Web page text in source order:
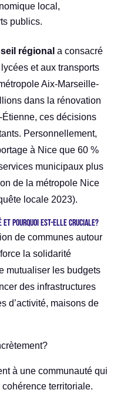
local,
publics.
régional a consacré
et aux transports
Aix-Marseille-
dans la rénovation
ces décisions
Personnellement,
à Nice que 60 %
municipaux plus
de la métropole Nice
locale 2023).
et pourquoi est-elle cruciale?
de communes autour
la solidarité
mutualiser les budgets
des infrastructures
d’activité, maisons de
à une communauté qui
territoriale.